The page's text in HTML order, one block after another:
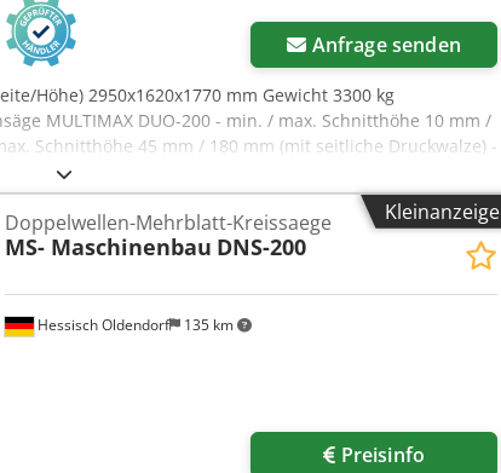
Anfrage senden
Höhe) 2950x1620x1770 mm Gewicht 3300 kg
MULTIMAX DUO-200 - min. / max. Schnitthöhe 10 mm /
Schnitthöhe 45 mm / 180 mm (mit seitliche Druckwalze) -
- min. Werkstücklänge 450 mm kontinuierlich - min.
18 m/min. - Sägewelle ø 50 mm - Spindel ø 70 mm mit
ø 305 mm - min. Sägeblatt ø 250 mm - Motor Sägewelle
Vorschub 3,0 kW - Motor Höhenverstellung obere
Welle 0,37 kW - Motor Höhenverstellung Vorschubbalken
400 V / 50 Hz - Vorschubwalzen ø 140 x 35 mm - 2 x
- automatisches Schmiersystem -
2 x 150 mm - Arbeitshöhe 860 mm - Abmessungen
Kleinanzeige
Hessisch Oldendorf 135 km
Doppelwellen-Mehrblatt-Kreissaege
MS- Maschinenbau DNS-200
Preisinfo